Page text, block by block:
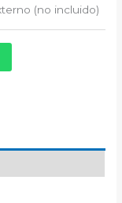
(no incluido)